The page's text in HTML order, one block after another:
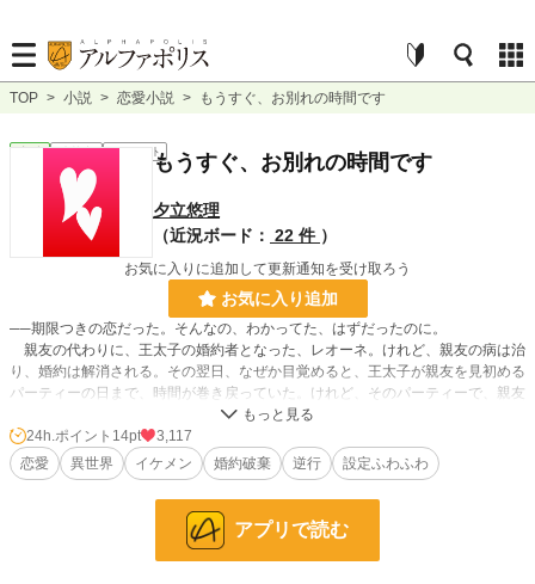
TOP > 小説 > 恋愛小説 > もうすぐ、お別れの時間です
連載中 ｼｮｰﾄｼｮｰﾄもうすぐ、お別れの時間です
夕立悠理
（近況ボード： 22 件 ）
お気に入りに追加して更新通知を受け取ろう
お気に入り追加
──期限つきの恋だった。そんなの、わかってた、はずだったのに。
親友の代わりに、王太子の婚約者となった、レオーネ。けれど、親友の病は治
り、婚約は解消される。その翌日、なぜか目覚めると、王太子が親友を見初める
パーティーの日まで、時間が巻き戻っていた。けれど、そのパーティーで、親友
ではなくレオーネが見初められ──。王太子のことを信じたいけれど、信じられ
ない。そんな想いにゆれるレオーネにずっと幼なじみだと思っていたアルロが告
白し──！？
30,460 位 / 228,792 件
12,870 位 / 66,374 件
24h.ポイント 14pt
3,117
恋愛
異世界 イケメン 婚約破棄 逆行 設定ふわふわ
アプリで読む